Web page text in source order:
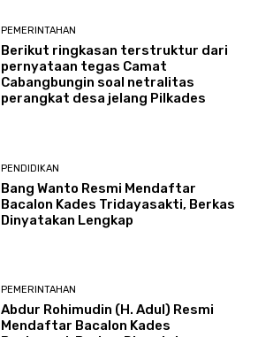
PEMERINTAHAN
Berikut ringkasan terstruktur dari
pernyataan tegas Camat
Cabangbungin soal netralitas
perangkat desa jelang Pilkades
PENDIDIKAN
Bang Wanto Resmi Mendaftar
Bacalon Kades Tridayasakti, Berkas
Dinyatakan Lengkap
PEMERINTAHAN
Abdur Rohimudin (H. Adul) Resmi
Mendaftar Bacalon Kades